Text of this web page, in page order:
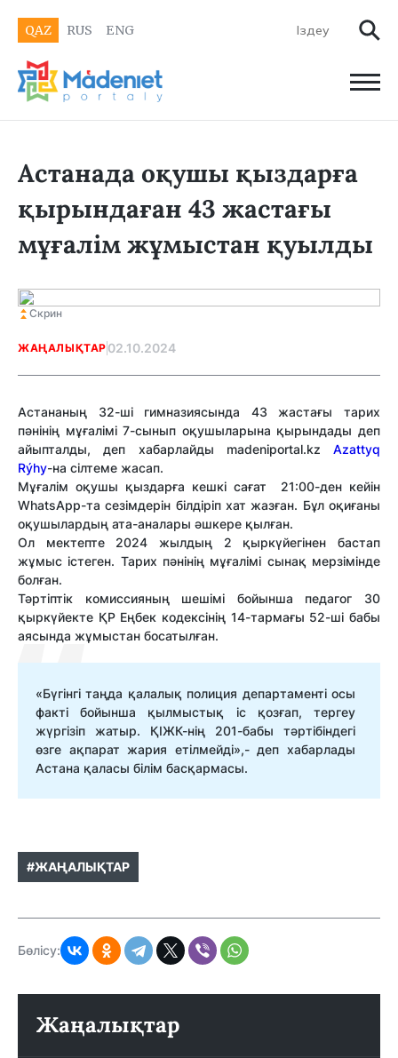
QAZ RUS ENG
Астанада оқушы қыздарға
қырындаған 43 жастағы
мұғалім жұмыстан қуылды
Скрин
ЖАҢАЛЫҚТАР 02.10.2024
Астананың 32-ші гимназиясында 43 жастағы тарих
пәнінің мұғалімі 7-сынып оқушыларына қырындады деп
айыпталды, деп хабарлайды madeniportal.kz
Azattyq
Rýhy-на сілтеме жасап.
Мұғалім оқушы қыздарға кешкі сағат 21:00-ден кейін
WhatsApp-та сезімдерін білдіріп хат жазған. Бұл оқиғаны
оқушылардың ата-аналары әшкере қылған.
Ол мектепте 2024 жылдың 2 қыркүйегінен бастап
жұмыс істеген. Тарих пәнінің мұғалімі сынақ мерзімінде
болған.
Тәртіптік комиссияның шешімі бойынша педагог 30
қыркүйекте ҚР Еңбек кодексінің 14-тармағы 52-ші бабы
аясында жұмыстан босатылған.
«Бүгінгі таңда қалалық полиция департаменті осы
факті бойынша қылмыстық іс қозғап, тергеу
жүргізіп жатыр. ҚІЖК-нің 201-бабы тәртібіндегі
өзге ақпарат жария етілмейді»,- деп хабарлады
Астана қаласы білім басқармасы.
#ЖАҢАЛЫҚТАР
Бөлісу:
Жаңалықтар